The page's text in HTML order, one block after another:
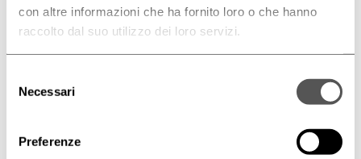
con altre informazioni che ha fornito loro o che hanno
raccolto dal suo utilizzo dei loro servizi.
delNecessari
Preferenze